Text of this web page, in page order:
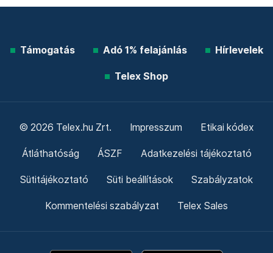
Támogatás Adó 1% felajánlás Hírlevelek
Telex Shop
© 2026 Telex.hu Zrt. Impresszum Etikai kódex
Átláthatóság ÁSZF Adatkezelési tájékoztató
Sütitájékoztató Süti beállítások Szabályzatok
Kommentelési szabályzat Telex Sales